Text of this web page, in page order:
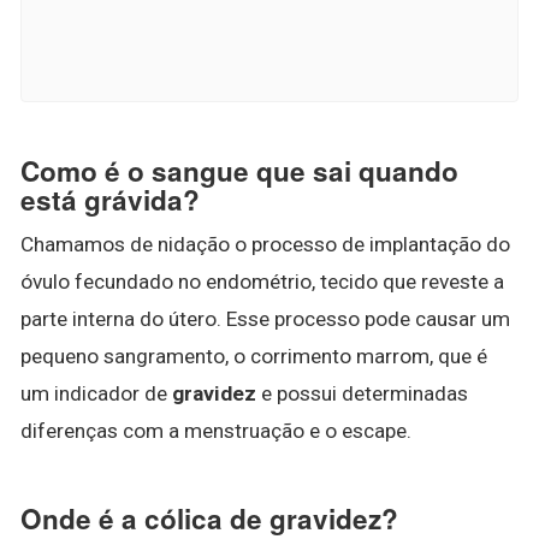
Como é o sangue que sai quando
está grávida?
Chamamos de nidação o processo de implantação do
óvulo fecundado no endométrio, tecido que reveste a
parte interna do útero. Esse processo pode causar um
pequeno sangramento, o corrimento marrom, que é
um indicador de gravidez e possui determinadas
diferenças com a menstruação e o escape.
Onde é a cólica de gravidez?